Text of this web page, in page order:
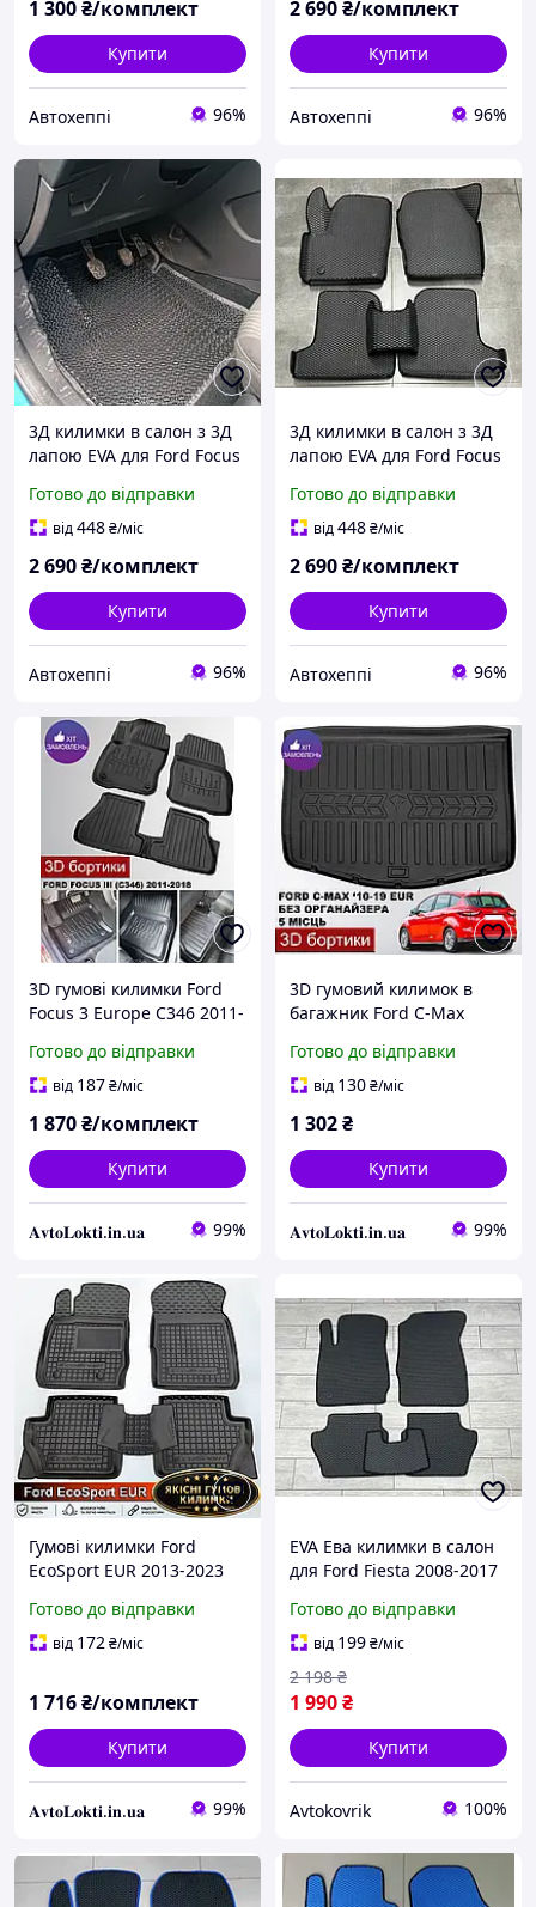
1 300₴/комплект
Купити
Автохеппі 96%
2 690₴/комплект
Купити
Автохеппі 96%
3Д килимки в салон з 3Д
лапою EVA для Ford Focus
Європа
Готово до відправки
від448₴/міс
2 690₴/комплект
Купити
Автохеппі 96%
3Д килимки в салон з 3Д
лапою EVA для Ford Focus
Європа
Готово до відправки
від448₴/міс
2 690₴/комплект
Купити
Автохеппі 96%
3D гумові килимки Ford
Focus 3 Europe C346 2011-
Фокус 3 Європа
Готово до відправки
від 187₴/міс
1 870₴/комплект
Купити
𝐀𝐯𝐭𝐨𝐋𝐨𝐤𝐭𝐢.𝐢𝐧.𝐮𝐚 99%
3D гумовий килимок в
багажник Ford C-Max
органайзера 5 місць
2010-2019 Форд С Макс
Готово до відправки
від 130₴/міс
1 302₴
Купити
𝐀𝐯𝐭𝐨𝐋𝐨𝐤𝐭𝐢.𝐢𝐧.𝐮𝐚 99%
Гумові килимки Ford
EcoSport EUR 2013-2023
Готово до відправки
від 172₴/міс
1 716₴/комплект
Купити
𝐀𝐯𝐭𝐨𝐋𝐨𝐤𝐭𝐢.𝐢𝐧.𝐮𝐚 99%
EVA Ева килимки в салон
для Ford Fiesta 2008-2017
килимки
Готово до відправки
від 199₴/міс
1 990₴
2 198 ₴
Купити
Avtokovrik 100%